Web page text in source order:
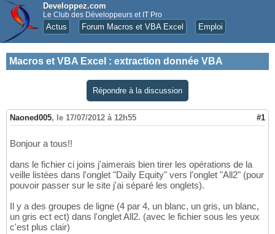
Developpez.com
Le Club des Développeurs et IT Pro
Actus Forum Macros et VBA Excel Emploi
Macros et VBA Excel : extraction donnée VBA
Répondre à la discussion
Naoned005, le 17/07/2012 à 12h55 #1
Bonjour a tous!!
dans le fichier ci joins j'aimerais bien tirer les opérations de la
veille listées dans l'onglet "Daily Equity" vers l'onglet "All2" (pour
pouvoir passer sur le site j'ai séparé les onglets).
Il y a des groupes de ligne (4 par 4, un blanc, un gris, un blanc,
un gris ect ect) dans l'onglet All2. (avec le fichier sous les yeux
c'est plus clair)